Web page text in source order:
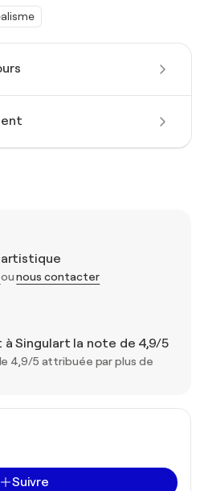
artistique
ounous contacter
Singulart la note de 4,9/5
4,9/5 attribuée par plus de
Suivre